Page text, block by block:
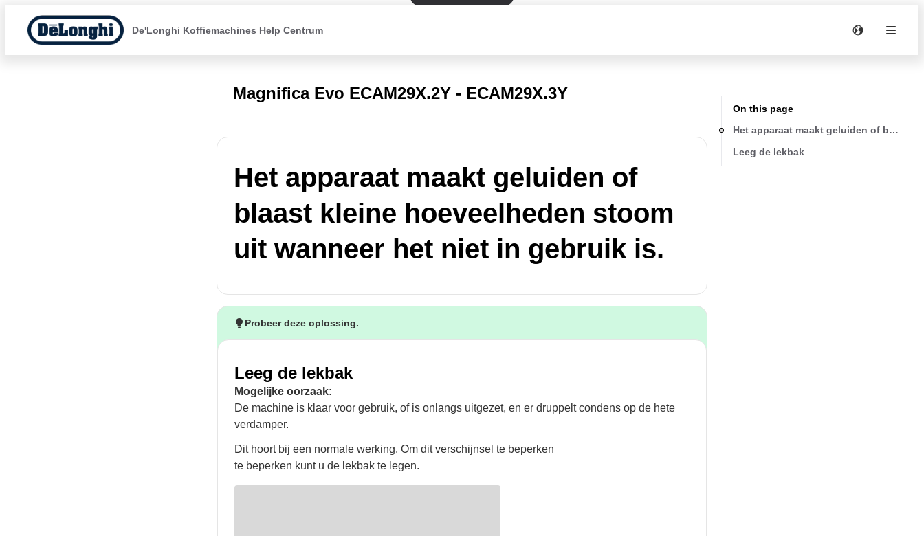
De'Longhi Koffiemachines Help Centrum
Magnifica Evo ECAM29X.2Y - ECAM29X.3Y
Het apparaat maakt geluiden of
blaast kleine hoeveelheden stoom
uit wanneer het niet in gebruik is.
Probeer deze oplossing.
Leeg de lekbak
Mogelijke oorzaak:
De machine is klaar voor gebruik, of is onlangs uitgezet, en er druppelt condens op de hete
verdamper.
Dit hoort bij een normale werking. Om dit verschijnsel te beperken
te beperken kunt u de lekbak te legen.
On this page
Het apparaat maakt geluiden of blaast
Leeg de lekbak